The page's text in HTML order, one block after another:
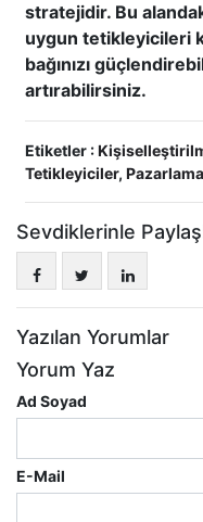
stratejidir. Bu
uygun tetikleyicileri
bağınızı
artırabilirsiniz.
Etiketler :
Tetikleyiciler, Pazarlama
Sevdiklerinle
Yazılan Yorumlar
Yorum Yaz
Ad Soyad
E-Mail